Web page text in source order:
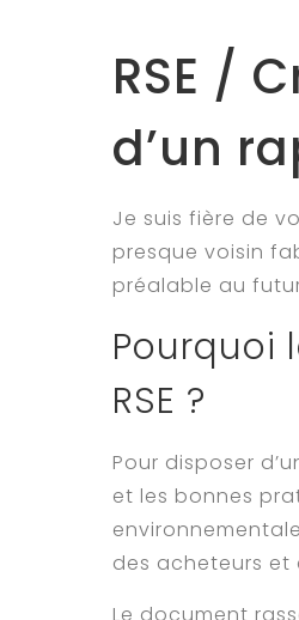
RSE /
d’un
Je suis fière de
presque voisin
préalable au
Pourquoi
RSE ?
Pour disposer
et les bonnes
des acheteurs et